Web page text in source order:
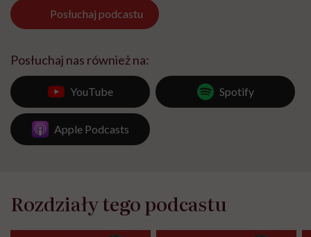
Posłuchaj podcastu
Posłuchaj nas również na:
YouTube Spotify
Apple Podcasts
Rozdziały tego podcastu